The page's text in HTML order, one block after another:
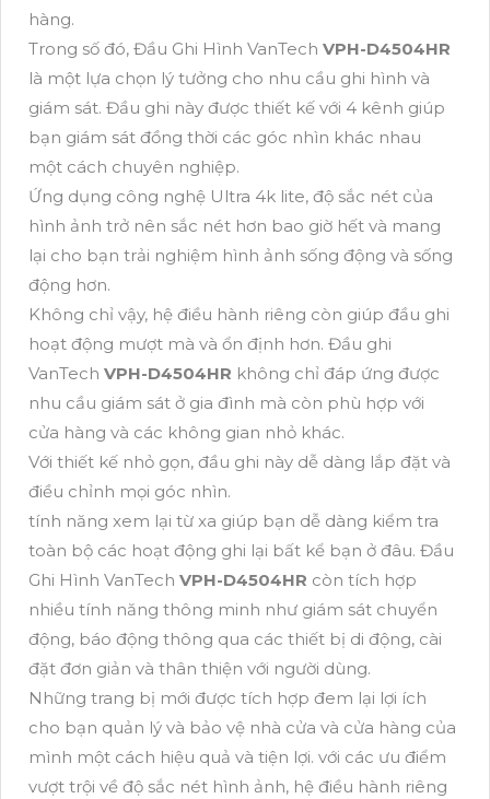
hàng.
Trong số đó, Đầu Ghi Hình VanTech VPH-D4504HR
là một lựa chọn lý tưởng cho nhu cầu ghi hình và
giám sát. Đầu ghi này được thiết kế với 4 kênh giúp
bạn giám sát đồng thời các góc nhìn khác nhau
một cách chuyên nghiệp.
Ứng dụng công nghệ Ultra 4k lite, độ sắc nét của
hình ảnh trở nên sắc nét hơn bao giờ hết và mang
lại cho bạn trải nghiệm hình ảnh sống động và sống
động hơn.
Không chỉ vậy, hệ điều hành riêng còn giúp đầu ghi
hoạt động mượt mà và ổn định hơn. Đầu ghi
VanTech VPH-D4504HR không chỉ đáp ứng được
nhu cầu giám sát ở gia đình mà còn phù hợp với
cửa hàng và các không gian nhỏ khác.
Với thiết kế nhỏ gọn, đầu ghi này dễ dàng lắp đặt và
điều chỉnh mọi góc nhìn.
tính năng xem lại từ xa giúp bạn dễ dàng kiểm tra
toàn bộ các hoạt động ghi lại bất kể bạn ở đâu. Đầu
Ghi Hình VanTech VPH-D4504HR còn tích hợp
nhiều tính năng thông minh như giám sát chuyển
động, báo động thông qua các thiết bị di động, cài
đặt đơn giản và thân thiện với người dùng.
Những trang bị mới được tích hợp đem lại lợi ích
cho bạn quản lý và bảo vệ nhà cửa và cửa hàng của
mình một cách hiệu quả và tiện lợi. với các ưu điểm
vượt trội về độ sắc nét hình ảnh, hệ điều hành riêng